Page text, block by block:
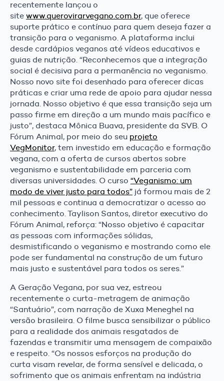
recentemente lançou o
site www.querovirarvegano.com.br, que oferece
suporte prático e contínuo para quem deseja fazer a
transição para o veganismo. A plataforma inclui
desde cardápios veganos até vídeos educativos e
guias de nutrição. “Reconhecemos que a integração
social é decisiva para a permanência no veganismo.
Nosso novo site foi desenhado para oferecer dicas
práticas e criar uma rede de apoio para ajudar nessa
jornada. Nosso objetivo é que essa transição seja um
passo firme em direção a um mundo mais pacífico e
justo”, destaca Mônica Buava, presidente da SVB. O
Fórum Animal, por meio do seu projeto
VegMonitor, tem investido em educação e formação
vegana, com a oferta de cursos abertos sobre
veganismo e sustentabilidade em parceria com
diversas universidades. O curso “Veganismo: um
modo de viver justo para todos” já formou mais de 2
mil pessoas e continua a democratizar o acesso ao
conhecimento. Taylison Santos, diretor executivo do
Fórum Animal, reforça: “Nosso objetivo é capacitar
as pessoas com informações sólidas,
desmistificando o veganismo e mostrando como ele
pode ser fundamental na construção de um futuro
mais justo e sustentável para todos os seres.”
A Geração Vegana, por sua vez, estreou
recentemente o curta-metragem de animação
“Santuário”, com narração de Xuxa Meneghel na
versão brasileira. O filme busca sensibilizar o público
para a realidade dos animais resgatados de
fazendas e transmitir uma mensagem de compaixão
e respeito. “Os nossos esforços na produção do
curta visam revelar, de forma sensível e delicada, o
sofrimento que os animais enfrentam na indústria